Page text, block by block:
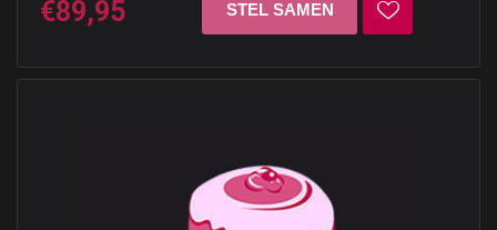
€89,95